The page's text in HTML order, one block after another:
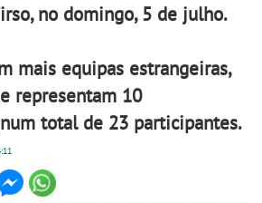
no domingo, 5 de julho.
mais equipas estrangeiras,
representam 10
total de 23 participantes.